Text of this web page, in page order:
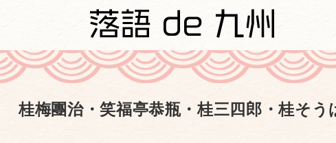
桂梅團治・笑福亭恭瓶・桂三四郎・桂そう